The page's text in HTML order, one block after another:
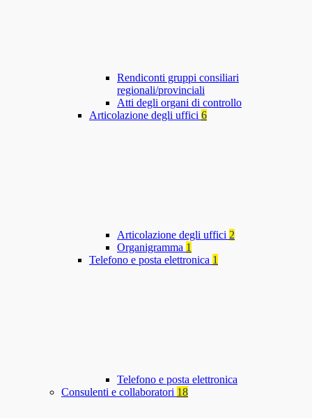
Rendiconti gruppi consiliari
regionali/provinciali
Atti degli organi di controllo
Articolazione degli uffici 6
Articolazione degli uffici 2
Organigramma 1
Telefono e posta elettronica 1
Telefono e posta elettronica
Consulenti e collaboratori 18